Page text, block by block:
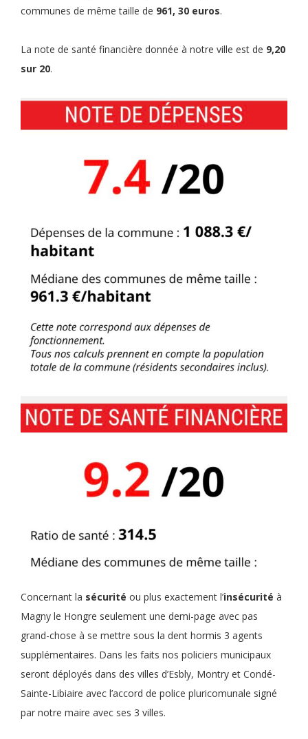
communes de même taille de 961, 30 euros.
La note de santé financière donnée à notre ville est de 9,20
sur 20.
Concernant la sécurité ou plus exactement l’insécurité à
Magny le Hongre seulement une demi-page avec pas
grand-chose à se mettre sous la dent hormis 3 agents
supplémentaires. Dans les faits nos policiers municipaux
seront déployés dans des villes d’Esbly, Montry et Condé-
Sainte-Libiaire avec l’accord de police pluricomunale signé
par notre maire avec ses 3 villes.